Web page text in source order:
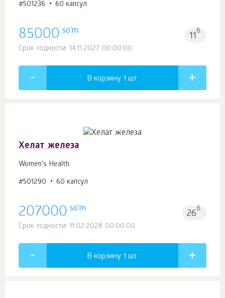
#501236 60 капсул
85000 so'm 11б.
Срок годности: 14.11.2027 00:00:00
В корзину 1 шт.
Хелат железа
Women's Health
#501290 60 капсул
207000 so'm 26б.
Срок годности: 11.02.2028 00:00:00
В корзину 1 шт.